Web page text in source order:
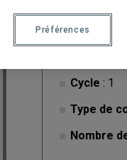
Cycle : 1
Type de
Nombre
Préférences